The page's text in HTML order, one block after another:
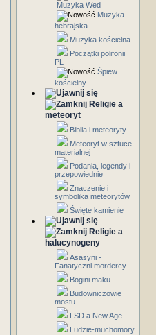
Muzyka Wed
Muzyka
hebrajska
Muzyka kościelna
Początki polifonii
PL
Śpiew
kościelny
Religie a
meteoryt
Biblia i meteoryty
Meteoryt w sztuce
materialnej
Podania, legendy i
przepowiednie
Znaczenie i
symbolika meteorytów
Święte kamienie
Religie a
halucynogeny
Asasyni -
Fanatyczni mordercy
Bogini maku
Budowniczowie
mostu
LSD a New Age
Ludzie-muchomory